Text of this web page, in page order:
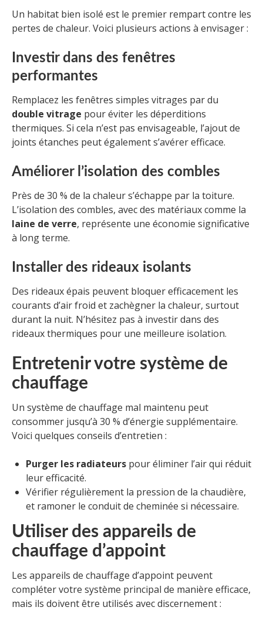
Un habitat bien isolé est le premier rempart contre les
pertes de chaleur. Voici plusieurs actions à envisager :
Investir dans des fenêtres
performantes
Remplacez les fenêtres simples vitrages par du
double vitrage pour éviter les déperditions
thermiques. Si cela n’est pas envisageable, l’ajout de
joints étanches peut également s’avérer efficace.
Améliorer l’isolation des combles
Près de 30 % de la chaleur s’échappe par la toiture.
L’isolation des combles, avec des matériaux comme la
laine de verre, représente une économie significative
à long terme.
Installer des rideaux isolants
Des rideaux épais peuvent bloquer efficacement les
courants d’air froid et zachègner la chaleur, surtout
durant la nuit. N’hésitez pas à investir dans des
rideaux thermiques pour une meilleure isolation.
Entretenir votre système de
chauffage
Un système de chauffage mal maintenu peut
consommer jusqu’à 30 % d’énergie supplémentaire.
Voici quelques conseils d’entretien :
Purger les radiateurs pour éliminer l’air qui réduit
leur efficacité.
Vérifier régulièrement la pression de la chaudière,
et ramoner le conduit de cheminée si nécessaire.
Utiliser des appareils de
chauffage d’appoint
Les appareils de chauffage d’appoint peuvent
compléter votre système principal de manière efficace,
mais ils doivent être utilisés avec discernement :